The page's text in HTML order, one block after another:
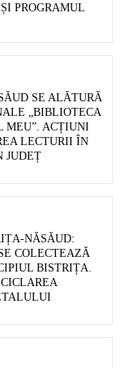
PROGRAMUL
SE ALĂTURĂ
„BIBLIOTECA
MEU”. ACȚIUNI
LECTURII ÎN
JUDEȚ
NĂSĂUD:
COLECTEAZĂ
BISTRIȚA.